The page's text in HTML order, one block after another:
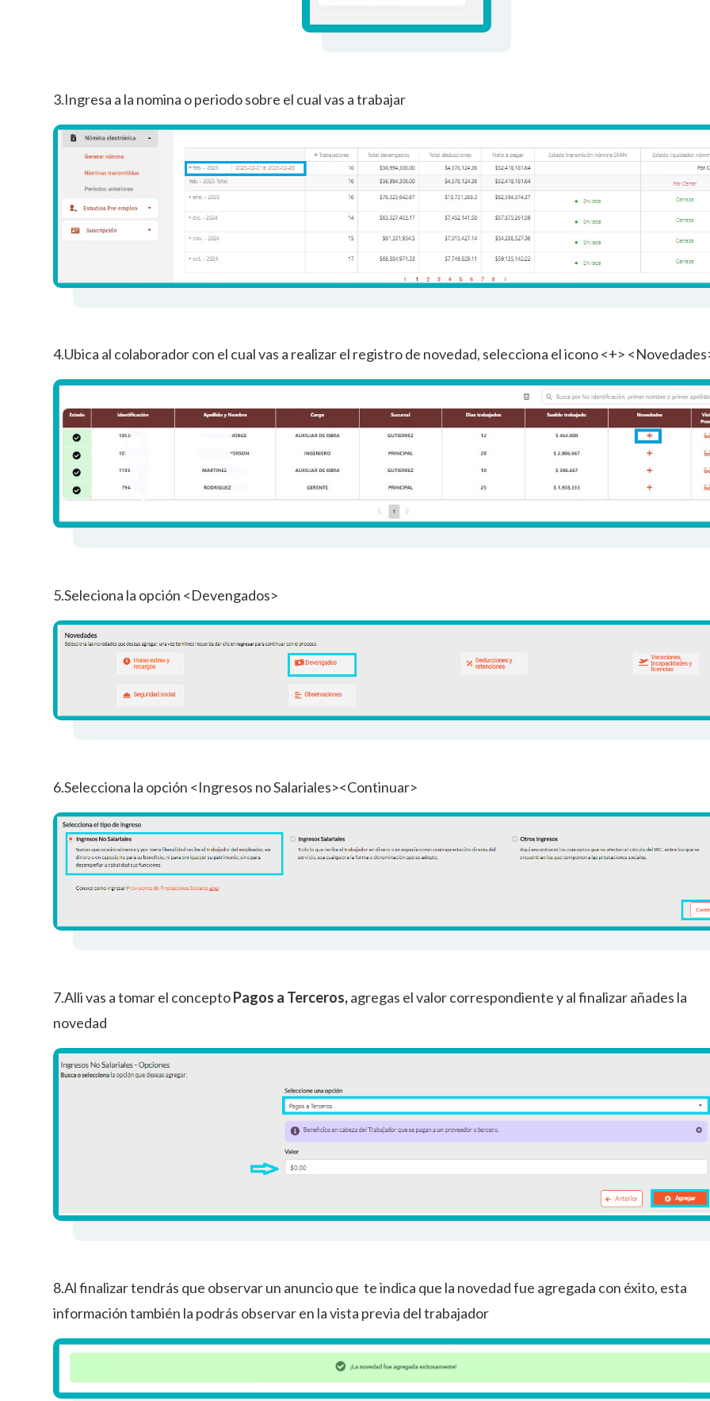
3.Ingresa a la nomina o periodo sobre el cual vas a trabajar
4.Ubica al colaborador con el cual vas a realizar el registro de novedad, selecciona el icono <+>
5.Seleciona la opción <Devengados>
6.Selecciona la opción <Ingresos no Salariales><Continuar>
7.Alli vas a tomar el conceptoPagos a Terceros,agregas el valor correspondiente y al finalizar añades la
novedad
8.Al finalizar tendrás que observar un anuncio que te indica que la novedad fue agregada con éxito, esta
información también la podrás observar en la vista previa del trabajador